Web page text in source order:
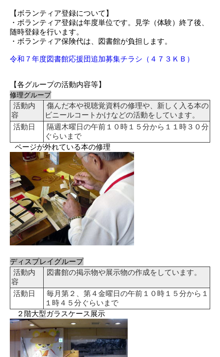
【ボランティア登録について】
・ボランティア登録は年度単位です。見学（体験）終了後、
随時登録を行います。
・ボランティア保険代は、図書館が負担します。
令和７年度図書館応援団追加募集チラシ（４７３ＫＢ）
【各グループの活動内容等】
修理グループ
活動内
容
傷んだ本や視聴覚資料の修理や、新しく入る本の
ビニールコートかけなどの活動をしています。
活動日
隔週木曜日の午前１０時１５分から１１時３０分
ぐらいまで
ページが外れている本の修理
ディスプレイグループ
活動内
容
図書館の掲示物や展示物の作成をしています。
活動日
毎月第２、第４金曜日の午前１０時１５分から１
１時４５分ぐらいまで
２階大型ガラスケース展示